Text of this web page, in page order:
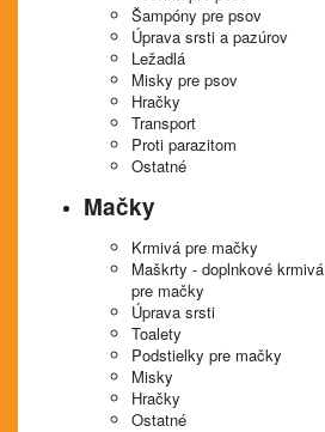
Šampóny pre psov
Úprava srsti a pazúrov
Ležadlá
Misky pre psov
Hračky
Transport
Proti parazitom
Ostatné
Mačky
Krmivá pre mačky
Maškrty - doplnkové krmivá
pre mačky
Úprava srsti
Toalety
Podstielky pre mačky
Misky
Hračky
Ostatné